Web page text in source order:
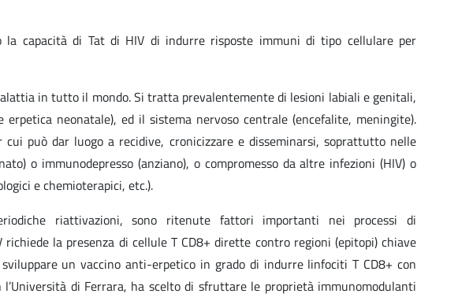
la capacità di Tat di HIV di indurre risposte immuni di tipo cellulare per
in tutto il mondo. Si tratta prevalentemente di lesioni labiali e genitali,
neonatale), ed il sistema nervoso centrale (encefalite, meningite).
può dar luogo a recidive, cronicizzare e disseminarsi, soprattutto nelle
o immunodepresso (anziano), o compromesso da altre infezioni (HIV) o
e chemioterapici, etc.).
riattivazioni, sono ritenute fattori importanti nei processi di
la presenza di cellule T CD8+ dirette contro regioni (epitopi) chiave
un vaccino anti-erpetico in grado di indurre linfociti T CD8+ con
di Ferrara, ha scelto di sfruttare le proprietà immunomodulanti